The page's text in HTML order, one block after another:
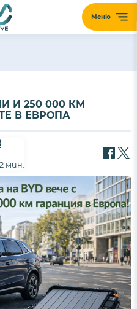
Меню
И 250 000 КМ
В ЕВРОПА
мин.